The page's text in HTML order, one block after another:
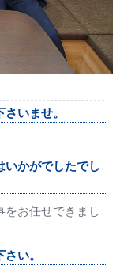
いませ。
いかがでしたでし
をお任せできまし
い。